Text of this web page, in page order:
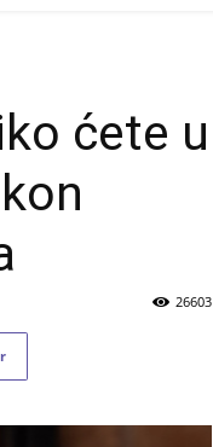
ćete u
26603